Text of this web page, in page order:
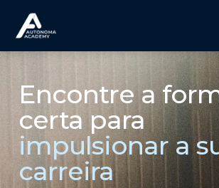
Encontre a
certa para
impulsionar a
carreira